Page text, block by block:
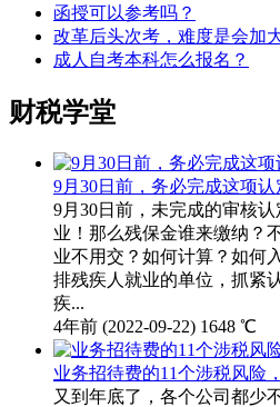
函授可以参考吗？
改革后头次考，难度是会加
成人自考本科怎么报名？
财税学堂
9月30日前，务必完成这项
9月30日前，未完成的审核
业！那么残保金谁来缴纳？
业不用交？如何计算？如何
排残疾人就业的单位，抓紧
疾...
4年前 (2022-09-22) 1648 ℃
业务招待费的11个涉税风险
又到年底了，各个公司都少